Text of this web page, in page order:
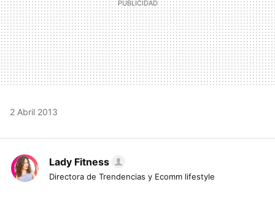
2 Abril 2013
Lady Fitness
Directora de Trendencias y Ecomm lifestyle